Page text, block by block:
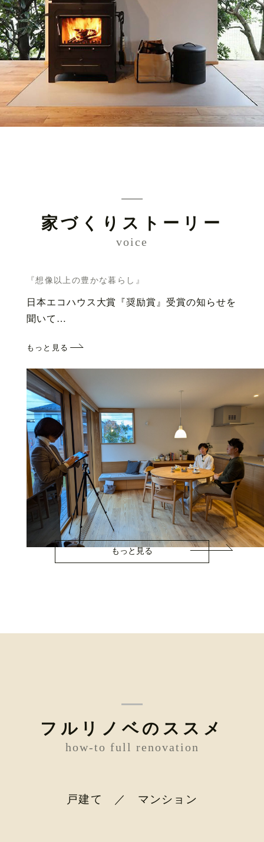
家づくりストーリー
voice
『想像以上の豊かな暮らし』
日本エコハウス大賞『奨励賞』受賞の知らせを
聞いて…
もっと見る
もっと見る
フルリノベのススメ
how-to full renovation
戸建て ／ マンション